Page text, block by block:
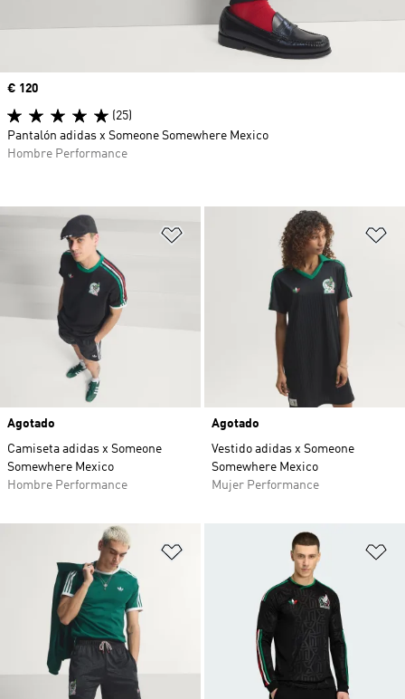
Añadir a la lista de deseos
Agotado
Camiseta adidas x Someone
Somewhere Mexico
Hombre Performance
Agotado
Vestido adidas x Someone
Somewhere Mexico
Mujer Performance
Añadir a la lista de deseos
Precio
€ 120
(25)
Pantalón adidas x Someone Somewhere Mexico
Hombre Performance